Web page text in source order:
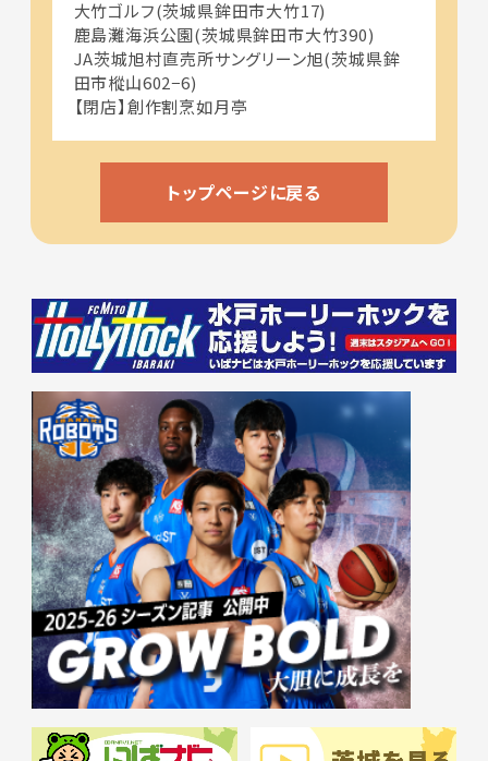
大竹ゴルフ(茨城県鉾田市大竹17)
鹿島灘海浜公園(茨城県鉾田市大竹390)
JA茨城旭村直売所サングリーン旭(茨城県鉾
田市樅山602−6)
【閉店】創作割烹如月亭
トップページに戻る